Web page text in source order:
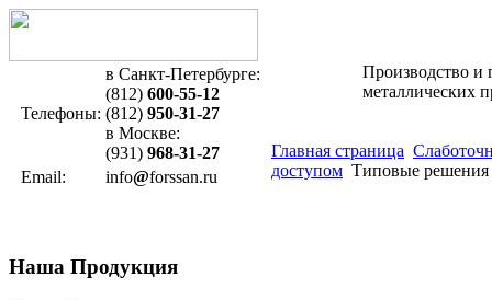
Телефоны:
в Санкт-Петербурге:
(812) 600-55-12
(812) 950-31-27
в Москве:
(931) 968-31-27
Email:
info@forssan.ru
Производство и
металлических
Главная страница
доступом Типовые решения
Наша Продукция